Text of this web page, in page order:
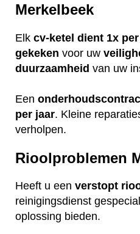
Merkelbeek
Elk cv-ketel dient 1x
gekeken voor uw
duurzaamheid van uw
Een
per jaar. Kleine
verholpen.
Rioolproblemen
Heeft u een verstopt
reinigingsdienst
oplossing bieden.